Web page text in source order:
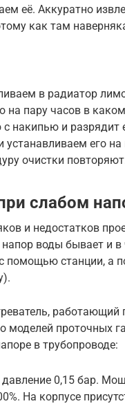
её. Аккуратно
как там
в радиатор
на пару часов в
накипью и разрядит
его
очистки
слабом
и недостатков
воды бывает и
помощью станции, а
моделей проточных
в трубопроводе:
0,15 бар.
На корпусе